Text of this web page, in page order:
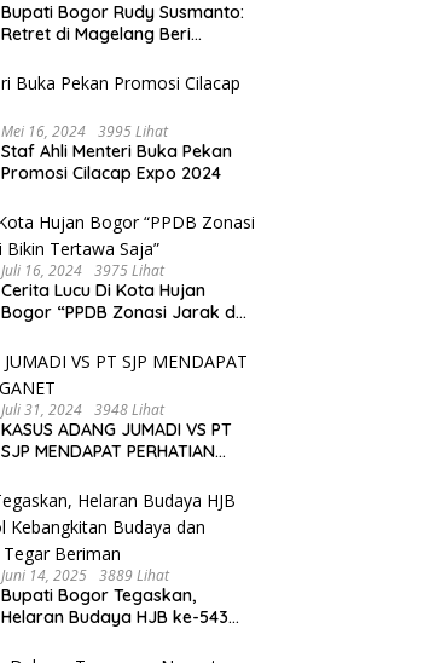
Bupati Bogor Rudy Susmanto:
Retret di Magelang Beri
Jiwa Nasionalisme
Mei 16, 2024 3995 Lihat
Staf Ahli Menteri Buka Pekan
Promosi Cilacap Expo 2024
Juli 16, 2024 3975 Lihat
Cerita Lucu Di Kota Hujan
Bogor “PPDB Zonasi Jarak dan
Juli 31, 2024 3948 Lihat
KASUS ADANG JUMADI VS PT
SJP MENDAPAT PERHATIAN
Juni 14, 2025 3889 Lihat
Bupati Bogor Tegaskan,
Helaran Budaya HJB ke-543